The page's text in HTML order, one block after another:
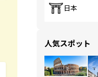
日本
人気スポット